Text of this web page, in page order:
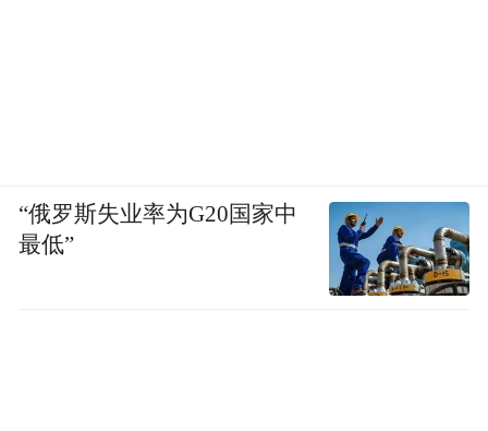
“俄罗斯失业率为G20国家中
最低”